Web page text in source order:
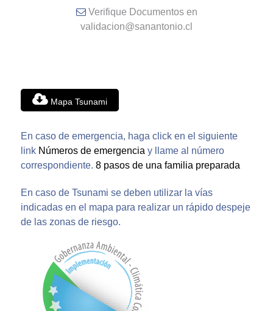
Verifique Documentos en
validacion@sanantonio.cl
Mapa Tsunami
En caso de emergencia, haga click en el siguiente
link Números de emergencia y llame al número
correspondiente. 8 pasos de una familia preparada
En caso de Tsunami se deben utilizar la vías
indicadas en el mapa para realizar un rápido despeje
de las zonas de riesgo.